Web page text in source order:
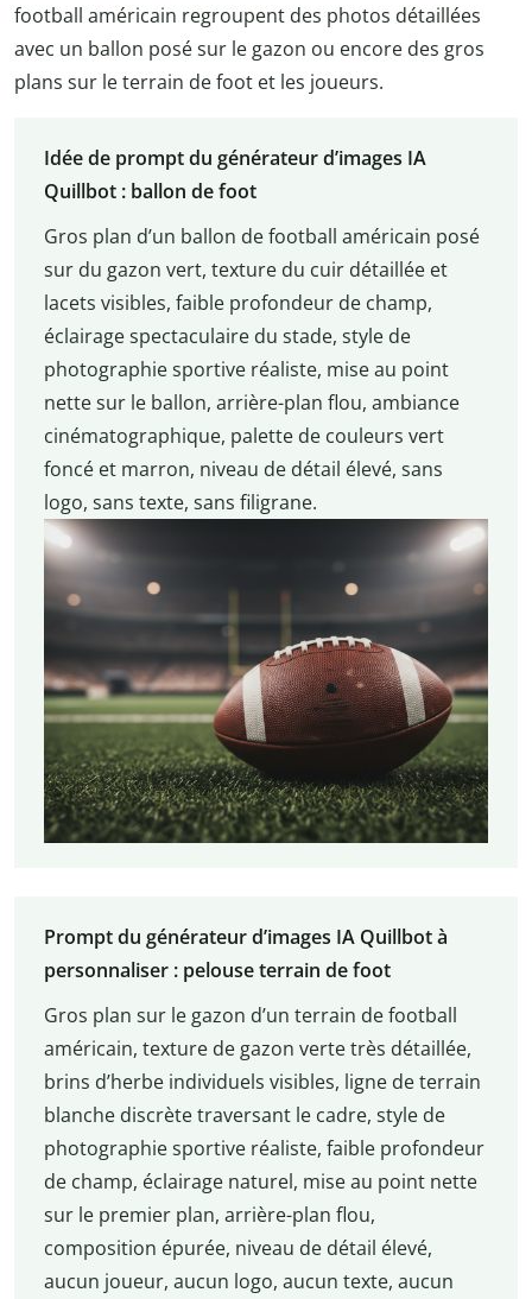
football américain regroupent des photos détaillées
avec un ballon posé sur le gazon ou encore des gros
plans sur le terrain de foot et les joueurs.
Idée de prompt du générateur d’images IA
Quillbot : ballon de foot
Gros plan d’un ballon de football américain posé
sur du gazon vert, texture du cuir détaillée et
lacets visibles, faible profondeur de champ,
éclairage spectaculaire du stade, style de
photographie sportive réaliste, mise au point
nette sur le ballon, arrière-plan flou, ambiance
cinématographique, palette de couleurs vert
foncé et marron, niveau de détail élevé, sans
logo, sans texte, sans filigrane.
Prompt du générateur d’images IA Quillbot à
personnaliser : pelouse terrain de foot
Gros plan sur le gazon d’un terrain de football
américain, texture de gazon verte très détaillée,
brins d’herbe individuels visibles, ligne de terrain
blanche discrète traversant le cadre, style de
photographie sportive réaliste, faible profondeur
de champ, éclairage naturel, mise au point nette
sur le premier plan, arrière-plan flou,
composition épurée, niveau de détail élevé,
aucun joueur, aucun logo, aucun texte, aucun